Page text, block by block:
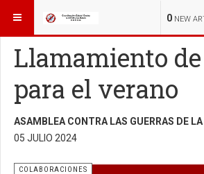
0 NEW
ESTÁ AQUÍ: INICIO COLABORACIONES
Llamamiento
para el verano
ASAMBLEA CONTRA LAS GUERRAS DE
05 JULIO 2024
COLABORACIONES